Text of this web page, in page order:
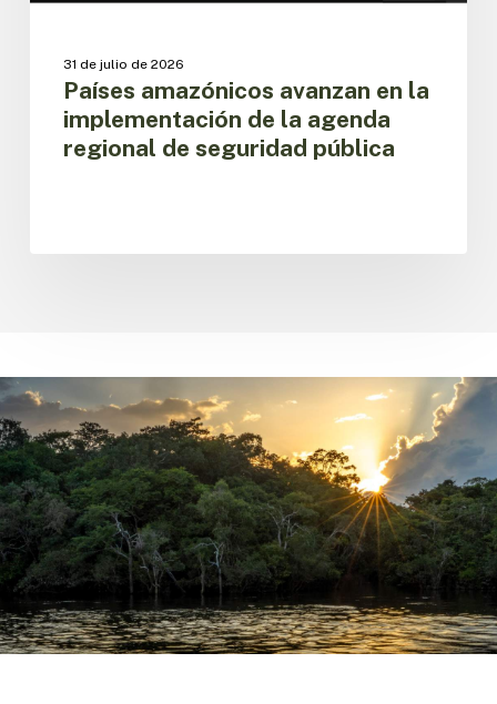
seguridad
31 de julio de 2026
Países amazónicos avanzan en la
implementación de la agenda
regional de seguridad pública